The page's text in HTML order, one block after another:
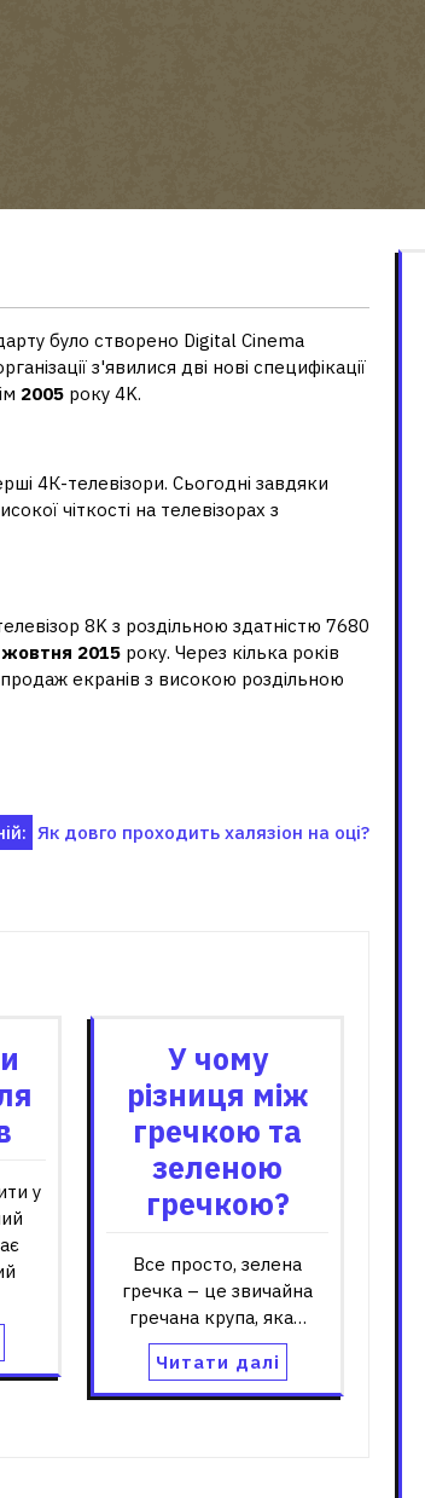
було створено Digital Cinema
з'явилися дві нові специфікації
2005 року 4K.
4К-телевізори. Сьогодні завдяки
чіткості на телевізорах з
8K з роздільною здатністю 7680
жовтня 2015 року. Через кілька років
екранів з високою роздільною
Як довго проходить халязіон на оці?
у
У чому
різниця між
гречкою та
зеленою
гречкою?
Все просто, зелена
гречка – це звичайна
гречана крупа, яка…
Читати далі